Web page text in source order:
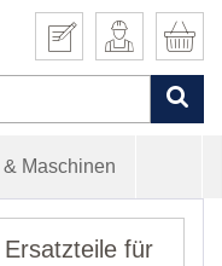
Maschinen
für